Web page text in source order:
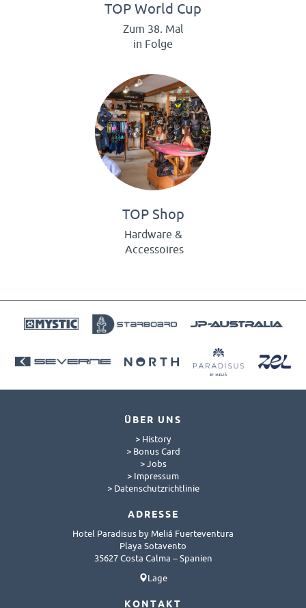
TOP World Cup
Zum 38. Mal
in Folge
TOP Shop
Hardware &
Accessoires
ÜBER UNS
> History
> Bonus Card
> Jobs
> Impressum
> Datenschutzrichtlinie
ADRESSE
Hotel Paradisus by Meliá Fuerteventura
Playa Sotavento
35627 Costa Calma – Spanien
Lage
KONTAKT